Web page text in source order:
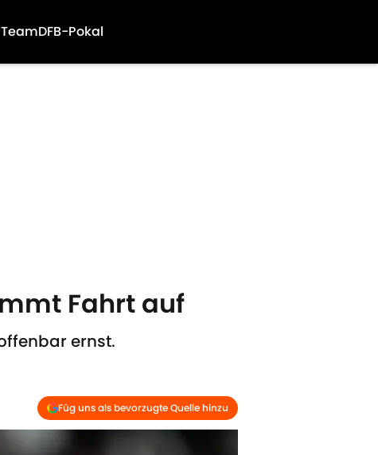
DFB-Pokal
Fahrt auf
ernst.
Füg uns als bevorzugte Quelle hinzu